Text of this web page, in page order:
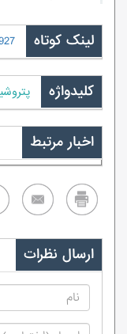
لینک کوتاه
کلیدواژه
اخبار مرتبط
ارسال نظرات